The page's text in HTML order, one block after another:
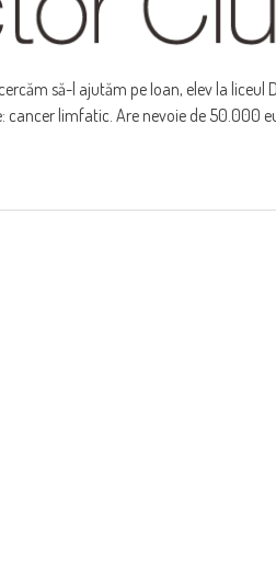
să-l ajutăm pe Ioan, elev la
cancer limfatic. Are nevoie de 50.000